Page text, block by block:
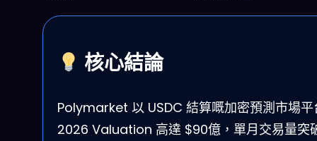
核心結論
Polymarket 以 USDC 結算嘅加密預測市場平
2026 Valuation 高達 $90億，單月交易量突